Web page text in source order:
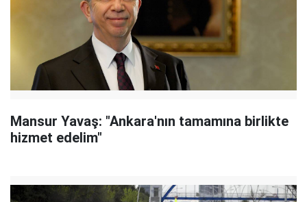
Mansur Yavaş: "Ankara'nın tamamına birlikte
hizmet edelim"